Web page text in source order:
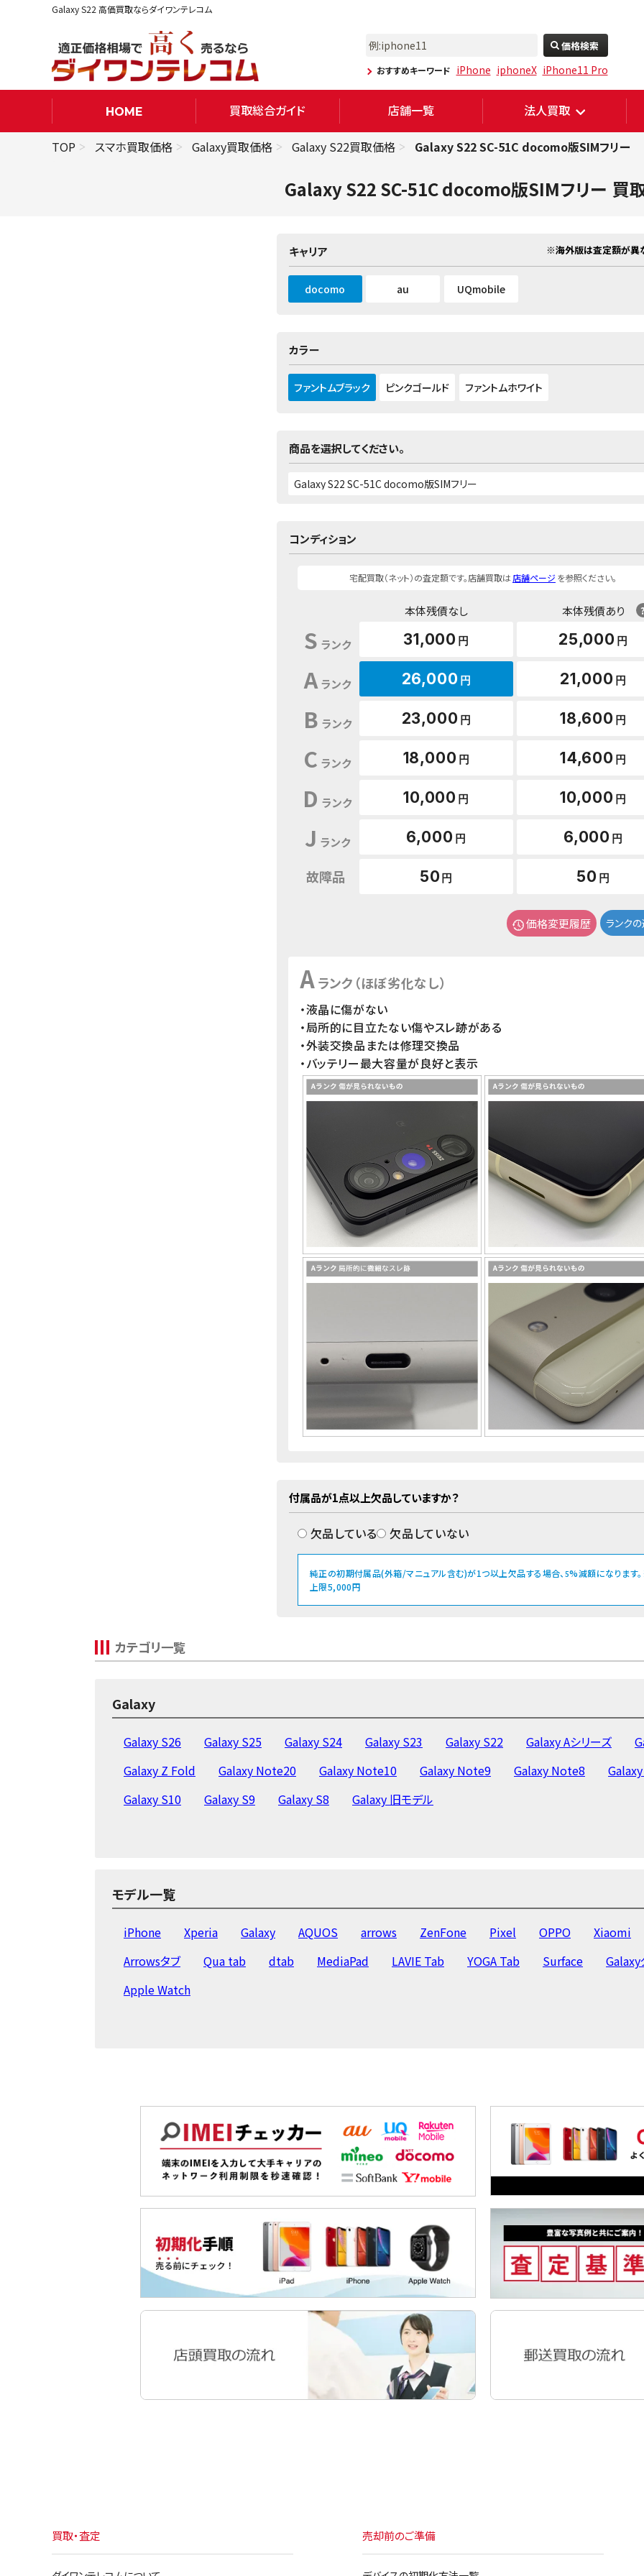
Galaxy S22 高価買取ならダイワンテレコム
価格検索
おすすめキーワード iPhone iphoneX iPhone11 Pro
HOME 買取総合ガイド 店舗一覧 法人買取
TOP スマホ買取価格 Galaxy買取価格 Galaxy S22買取価格 Galaxy S22 SC-51C docomo版SIMフリー
Galaxy S22 SC-51C docomo版SIMフリー 買
キャリア ※海外版は査定額が異
docomo au UQmobile
カラー
ファントムブラック ピンクゴールド ファントムホワイト
商品を選択してください。
コンディション
宅配買取（ネット）の査定額です。店舗買取は 店舗ページ を参照ください。
本体残債なし 本体残債あり
S ランク 31,000 円 25,000 円
A ランク 26,000 円 21,000 円
B ランク 23,000 円 18,600 円
C ランク 18,000 円 14,600 円
D ランク 10,000 円 10,000 円
J ランク 6,000 円 6,000 円
故障品 50 円 50 円
価格変更履歴 ランク
Aランク（ほぼ劣化なし）
・液晶に傷がない
・局所的に目立たない傷やスレ跡がある
・外装交換品または修理交換品
・バッテリー最大容量が良好と表示
付属品が1点以上欠品していますか？
欠品している 欠品していない
純正の初期付属品(外箱/マニュアル含む)が1つ以上欠品する場合、 5%減額になります
上限5,000円
カテゴリ一覧
Galaxy
Galaxy S26 Galaxy S25 Galaxy S24 Galaxy S23 Galaxy S22 Galaxy Aシリーズ
Galaxy Z Fold
Galaxy Note20 Galaxy Note10 Galaxy Note9 Galaxy Note8
Galaxy S10
Galaxy S9 Galaxy S8 Galaxy 旧モデル
モデル一覧
iPhone Xperia Galaxy AQUOS arrows ZenFone Pixel OPPO
Xiaomi
Arrowsタブ
Qua tab dtab MediaPad LAVIE Tab YOGA Tab Surface
Galaxy
Apple Watch
買取・査定 売却前のご準備